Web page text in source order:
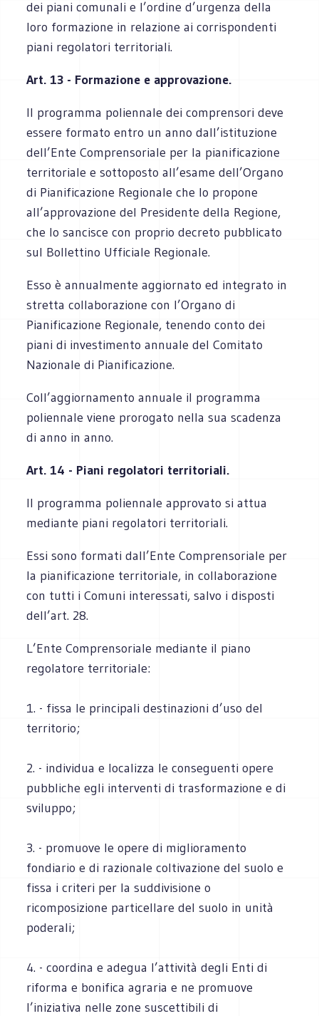
dei piani comunali e l’ordine d’urgenza della
loro formazione in relazione ai corrispondenti
piani regolatori territoriali.
Art. 13 - Formazione e approvazione.
Il programma poliennale dei comprensori deve
essere formato entro un anno dall’istituzione
dell’Ente Comprensoriale per la pianificazione
territoriale e sottoposto all’esame dell’Organo
di Pianificazione Regionale che lo propone
all’approvazione del Presidente della Regione,
che lo sancisce con proprio decreto pubblicato
sul Bollettino Ufficiale Regionale.
Esso è annualmente aggiornato ed integrato in
stretta collaborazione con l’Organo di
Pianificazione Regionale, tenendo conto dei
piani di investimento annuale del Comitato
Nazionale di Pianificazione.
Coll’aggiornamento annuale il programma
poliennale viene prorogato nella sua scadenza
di anno in anno.
Art. 14 - Piani regolatori territoriali.
Il programma poliennale approvato si attua
mediante piani regolatori territoriali.
Essi sono formati dall’Ente Comprensoriale per
la pianificazione territoriale, in collaborazione
con tutti i Comuni interessati, salvo i disposti
dell’art. 28.
L’Ente Comprensoriale mediante il piano
regolatore territoriale:
1. - fissa le principali destinazioni d’uso del
territorio;
2. - individua e localizza le conseguenti opere
pubbliche egli interventi di trasformazione e di
sviluppo;
3. - promuove le opere di miglioramento
fondiario e di razionale coltivazione del suolo e
fissa i criteri per la suddivisione o
ricomposizione particellare del suolo in unità
poderali;
4. - coordina e adegua l’attività degli Enti di
riforma e bonifica agraria e ne promuove
l’iniziativa nelle zone suscettibili di